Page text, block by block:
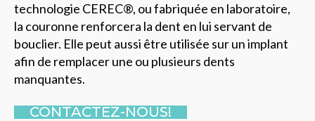
technologie CEREC®, ou fabriquée en laboratoire,
la couronne renforcera la dent en lui servant de
bouclier. Elle peut aussi être utilisée sur un implant
afin de remplacer une ou plusieurs dents
manquantes.
CONTACTEZ-NOUS!